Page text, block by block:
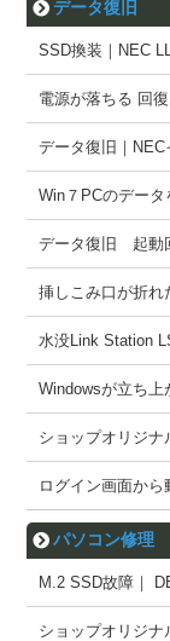
データ復旧
SSD換装｜NEC
電源が落ちる 回
データ復旧｜
Win７PCのデータ
データ復旧 起動
挿しこみ口が折れ
水没Link Station
Windowsが立ち上
ショップオリジ
ログイン画面か
パソコン修理
M.2 SSD故障｜
ショップオリジナ